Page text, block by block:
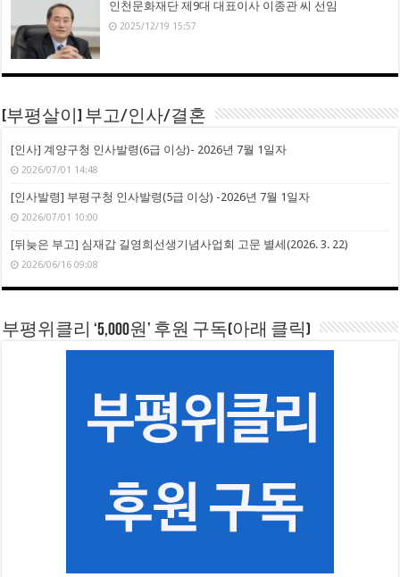
인천문화재단 제9대 대표이사 이종관 씨 선임
2025/12/19 15:57
[부평살이] 부고/인사/결혼
[인사] 계양구청 인사발령(6급 이상)- 2026년 7월 1일자
2026/07/01 14:48
[인사발령] 부평구청 인사발령(5급 이상) -2026년 7월 1일자
2026/07/01 10:00
[뒤늦은 부고] 심재갑 길영희선생기념사업회 고문 별세(2026. 3. 22)
2026/06/16 09:08
부평위클리 ‘5,000원’ 후원 구독(아래 클릭)